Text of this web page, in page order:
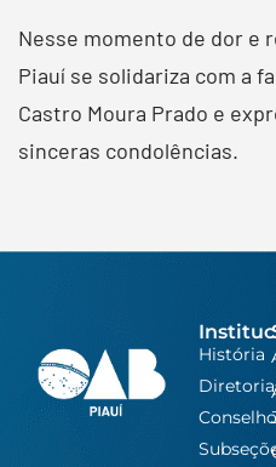
Nesse momento de dor e
Piauí se solidariza com a
Castro Moura Prado e
sinceras condolências.
História